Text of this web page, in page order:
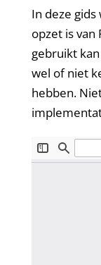
In deze
opzet is van
gebruikt
wel of niet
hebben.